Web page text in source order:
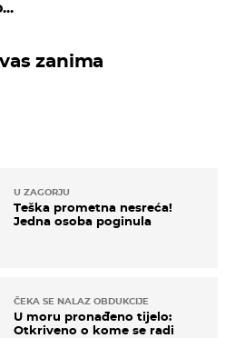
zanima
U ZAGORJU
Teška prometna nesreća!
Jedna osoba poginula
ČEKA SE NALAZ OBDUKCIJE
U moru pronađeno tijelo:
Otkriveno o kome se radi